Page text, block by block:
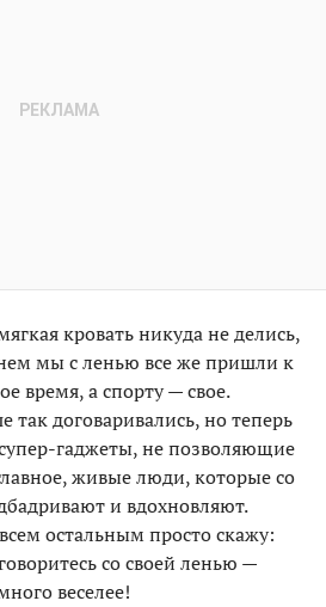
кровать никуда не делись,
мы с ленью все же пришли к
время, а спорту — свое.
договаривались, но теперь
гаджеты, не позволяющие
живые люди, которые со
и вдохновляют.
остальным просто скажу:
со своей ленью —
веселее!